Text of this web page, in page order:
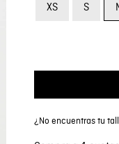
XS S
¿No encuentras tu